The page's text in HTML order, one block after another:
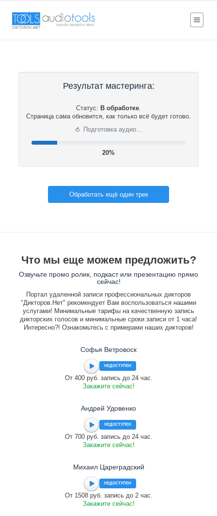
Результат мастеринга:
Статус: В обработке.
Страница сама обновится, как только всё будет готово.
⟳ Подготовка аудио…
20%
Обработать ещё один трек
Что мы еще можем предложить?
Озвучьте промо ролик, подкаст или презентацию прямо
сейчас!
Портал удаленной записи профессиональных дикторов
"Дикторов.Нет" рекомендует Вам воспользоваться нашими
услугами! Минимальные тарифы на качественную запись
дикторских голосов и минимальные сроки записи от 1 часа!
Интересно?! Ознакомьтесь с примерами наших дикторов!
Софья Ветровоск
НЕДОСТУПЕН
От 400 руб. запись до 24 час.
Закажите сейчас!
Андрей Удовенко
НЕДОСТУПЕН
От 700 руб. запись до 24 час.
Закажите сейчас!
Михаил Цареградский
НЕДОСТУПЕН
От 1508 руб. запись до 2 час.
Закажите сейчас!